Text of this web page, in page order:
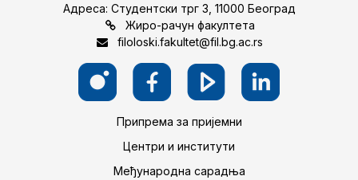
Адреса: Студентски трг 3, 11000 Београд
Жиро-рачун факултета
filoloski.fakultet@fil.bg.ac.rs
Припрема за пријемни
Центри и институти
Међународна сарадња